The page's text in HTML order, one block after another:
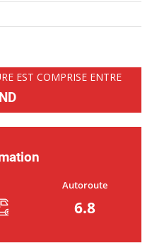
EST COMPRISE ENTRE
Autoroute
6.8